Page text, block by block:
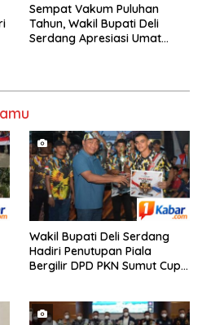
Sempat Vakum Puluhan
Tahun, Wakil Bupati Deli
Serdang Apresiasi Umat
Wakil Bupati Deli Serdang
Hadiri Penutupan Piala
Bergilir DPD PKN Sumut Cup I
FC dengan Skor 3-2